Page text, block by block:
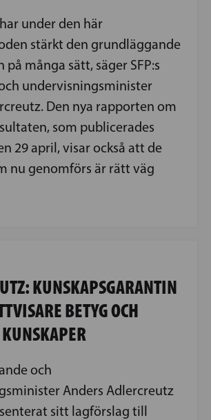
under den här
stärkt den grundläggande
många sätt, säger SFP:s
undervisningsminister
Den nya rapporten om
som publicerades
29 april, visar också att de
nu genomförs är rätt väg
KUNSKAPSGARANTIN
BETYG OCH
och
Anders Adlercreutz
sitt lagförslag till